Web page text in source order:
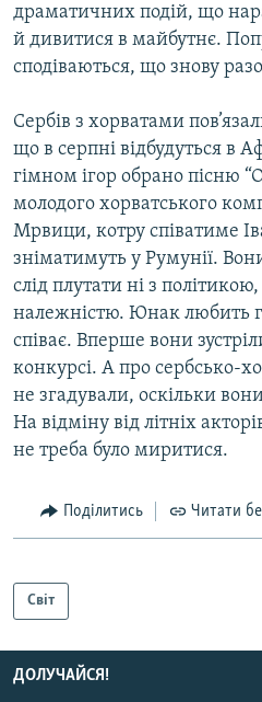
драматичних подiй, що
й дивитися в майбутнє.
сподiваються, що знову
Сербiв з хорватами
що в серпнi вiдбудуться в
гiмном ігор обрано пiсню
молодого хорватського
Мрвици, котру спiватиме
знiматимуть у Румунiї.
слiд плутати нi з
належнiстю. Юнак любить
спiває. Вперше вони
конкурсi. А про сербсько-
не згадували, оскiльки
На вiдмiну вiд лiтнiх
не треба було миритися.
Поділитись Читати
Світ
ДОЛУЧАЙСЯ!